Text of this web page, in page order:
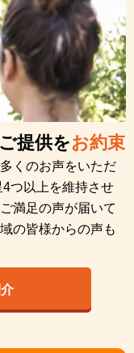
提供をお約束
くのお声をいただ
つ以上を維持させ
満足の声が届いて
の皆様からの声も